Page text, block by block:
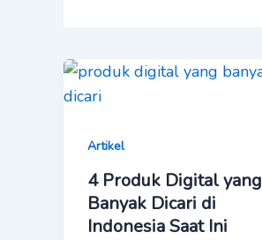
Artikel
4 Produk Digital yang
Banyak Dicari di
Indonesia Saat Ini